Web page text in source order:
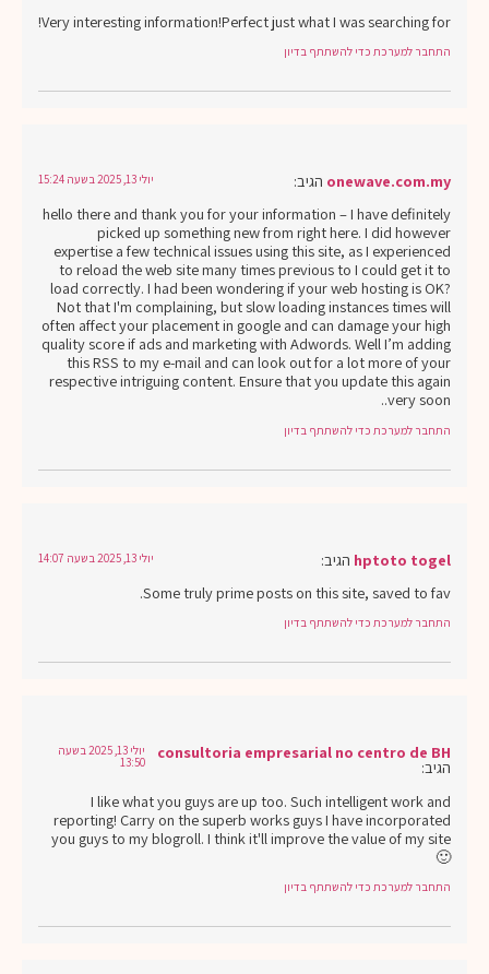
Very interesting information!Perfect just what I was searching for!
התחבר למערכת כדי להשתתף בדיון
onewave.com.my הגיב: יולי 13, 2025 בשעה 15:24
hello there and thank you for your information – I have definitely
picked up something new from right here. I did however
expertise a few technical issues using this site, as I experienced
to reload the web site many times previous to I could get it to
load correctly. I had been wondering if your web hosting is OK?
Not that I'm complaining, but slow loading instances times will
often affect your placement in google and can damage your high
quality score if ads and marketing with Adwords. Well I’m adding
this RSS to my e-mail and can look out for a lot more of your
respective intriguing content. Ensure that you update this again
very soon..
התחבר למערכת כדי להשתתף בדיון
hptoto togel הגיב: יולי 13, 2025 בשעה 14:07
Some truly prime posts on this site, saved to fav.
התחבר למערכת כדי להשתתף בדיון
consultoria empresarial no centro de BH
הגיב:
יולי 13, 2025 בשעה
13:50
I like what you guys are up too. Such intelligent work and
reporting! Carry on the superb works guys I have incorporated
you guys to my blogroll. I think it'll improve the value of my site
🙂
התחבר למערכת כדי להשתתף בדיון